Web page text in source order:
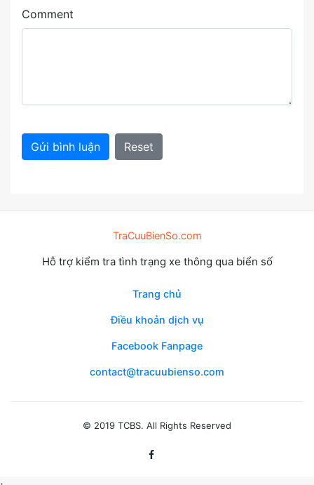
Comment
Gửi bình luận Reset
TraCuuBienSo.com
Hỗ trợ kiểm tra tình trạng xe thông qua biển số
Trang chủ
Điều khoản dịch vụ
Facebook Fanpage
contact@tracuubienso.com
© 2019 TCBS. All Rights Reserved